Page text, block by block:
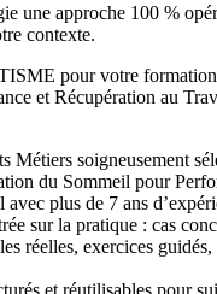
une approche 100 %
contexte.
pour votre
et Récupération au
Métiers soigneusement
du Sommeil pour
plus de 7 ans
sur la pratique : cas
réelles, exercices guidés,
et réutilisables pour